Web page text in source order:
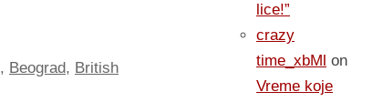
, Beograd, British
lice!”
crazy
time_xbMl on
Vreme koje